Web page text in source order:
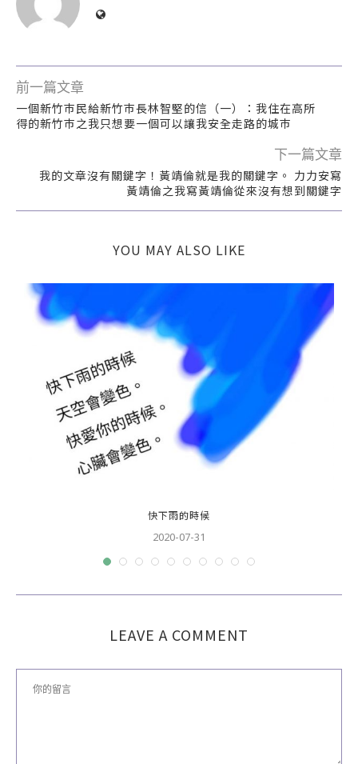
前一篇文章
一個新竹巿民給新竹巿長林智堅的信（一）：我住在高所
得的新竹巿之我只想要一個可以讓我安全走路的城巿
下一篇文章
我的文章沒有關鍵字！黃靖倫就是我的關鍵字。 力力安寫
黃靖倫之我寫黃靖倫從來沒有想到關鍵字
YOU MAY ALSO LIKE
快下雨的時候
2020-07-31
LEAVE A COMMENT